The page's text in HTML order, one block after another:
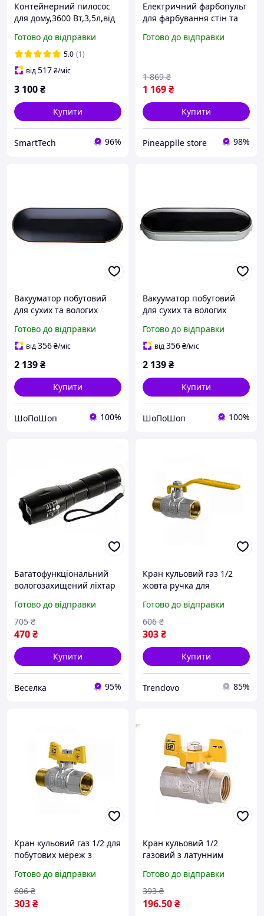
Контейнерний пилосос
для дому,3600 Вт,3,5л,від
Побутовий пилосос для
сухого прибирання MP
Готово до відправки
5.0 (1)
від517₴/міс
3 100₴
Купити
SmartTech 96%
Електричний фарбопульт
для фарбування стін та
мережі побутовий
Готово до відправки
1 169₴
1 869 ₴
Купити
Pineapplle store 98%
Вакууматор побутовий
для сухих та вологих
сенсорний вакуумний
пакувальник + 10 пакетів
Готово до відправки
від356₴/міс
2 139₴
Купити
ШоПоШоп 100%
Вакууматор побутовий
для сухих та вологих
сенсорний вакуумний
пакувальник + 10 пакетів
Готово до відправки
від356₴/міс
2 139₴
Купити
ШоПоШоп 100%
Багатофункціональний
вологозахищений ліхтар
для активного відпочинку
та побуту 90 г. SPICY
Готово до відправки
470₴
705 ₴
Купити
Веселка 95%
Кран кульовий газ 1/2
жовта ручка для
побутових мережах
Готово до відправки
303₴
606 ₴
Купити
Trendovo 85%
Кран кульовий газ 1/2 для
побутових мереж з
метелик жовта KG.208 ТМ
KOER
Готово до відправки
303₴
606 ₴
Кран кульовий 1/2
газовий з латунним
потоку газу в побутових
мережах
Готово до відправки
196.50₴
393 ₴